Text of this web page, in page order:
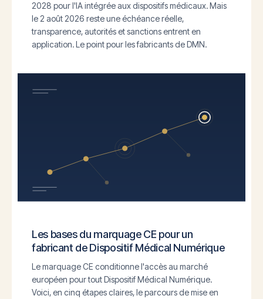
2028 pour l'IA intégrée aux dispositifs médicaux. Mais
le 2 août 2026 reste une échéance réelle,
transparence, autorités et sanctions entrent en
application. Le point pour les fabricants de DMN.
Les bases du marquage CE pour un
fabricant de Dispositif Médical Numérique
Le marquage CE conditionne l'accès au marché
européen pour tout Dispositif Médical Numérique.
Voici, en cinq étapes claires, le parcours de mise en